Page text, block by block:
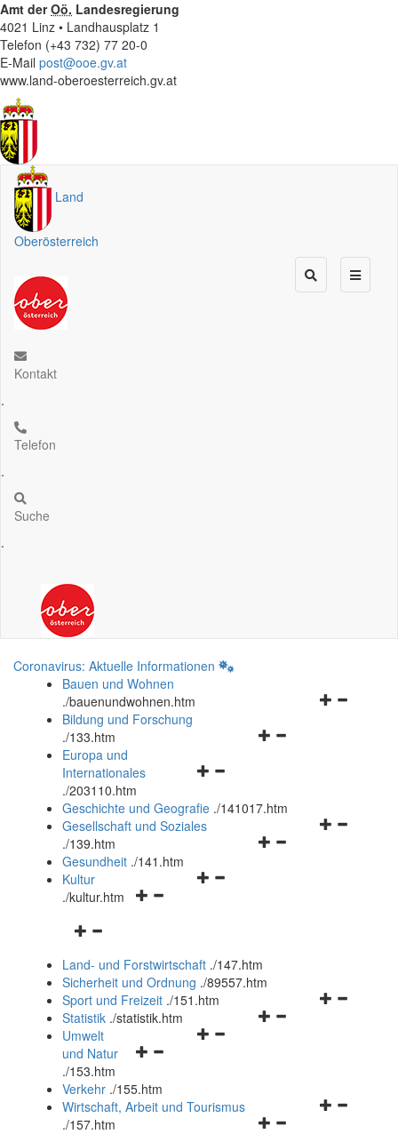
Amt derOö. Landesregierung
4021 Linz • Landhausplatz 1
Telefon (+43 732) 77 20-0
E-Mail post@ooe.gv.at
www.land-oberoesterreich.gv.at
Land
Oberösterreich
Kontakt
.
Telefon
.
Suche
.
Coronavirus: Aktuelle Informationen
Bauen und Wohnen
./bauenundwohnen.htm
Navigationsmenü
Bildung und Forschung
./133.htm
Navigationsmenü
und
schließen
Europa und
Internationales
./203110.htm
Geschichte und Geografie ./141017.htm
Navigationsmenü
Gesellschaft und Soziales
./139.htm
Navigationsmenü
Gesundheit ./141.htm
Navigationsmenü
Kultur
./kultur.htm
Navigationsmenü
und
schließen
Land- und Forstwirtschaft ./147.htm
Sicherheit und Ordnung ./89557.htm
Navigationsmenü
Sport und Freizeit ./151.htm
Navigationsmenü
Statistik ./statistik.htm
Navigationsmenü
und
schließen
Umwelt
und Natur
./153.htm
Verkehr ./155.htm
Navigationsmenü
Wirtschaft, Arbeit und Tourismus
./157.htm